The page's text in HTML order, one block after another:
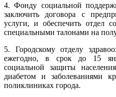
4. Фонду социальной
заключить договора с
услуги, и обеспечить отдел
специальными талонами на
5. Городскому отделу
ежегодно, в срок до 15
социальной защиты
диабетом и заболеваниями
поликлиниках города.